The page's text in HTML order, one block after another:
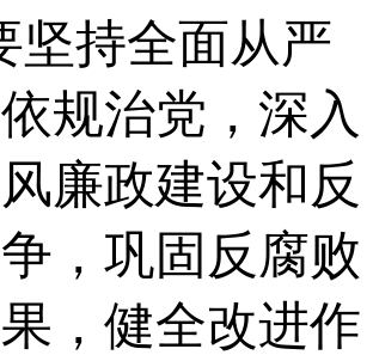
坚持全面从严
规治党，深入
廉政建设和反
，巩固反腐败
，健全改进作